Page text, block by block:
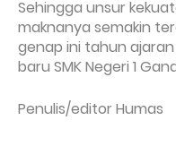
Sehingga unsur
maknanya semakin
genap ini tahun
baru SMK Negeri 1
Penulis/editor Humas